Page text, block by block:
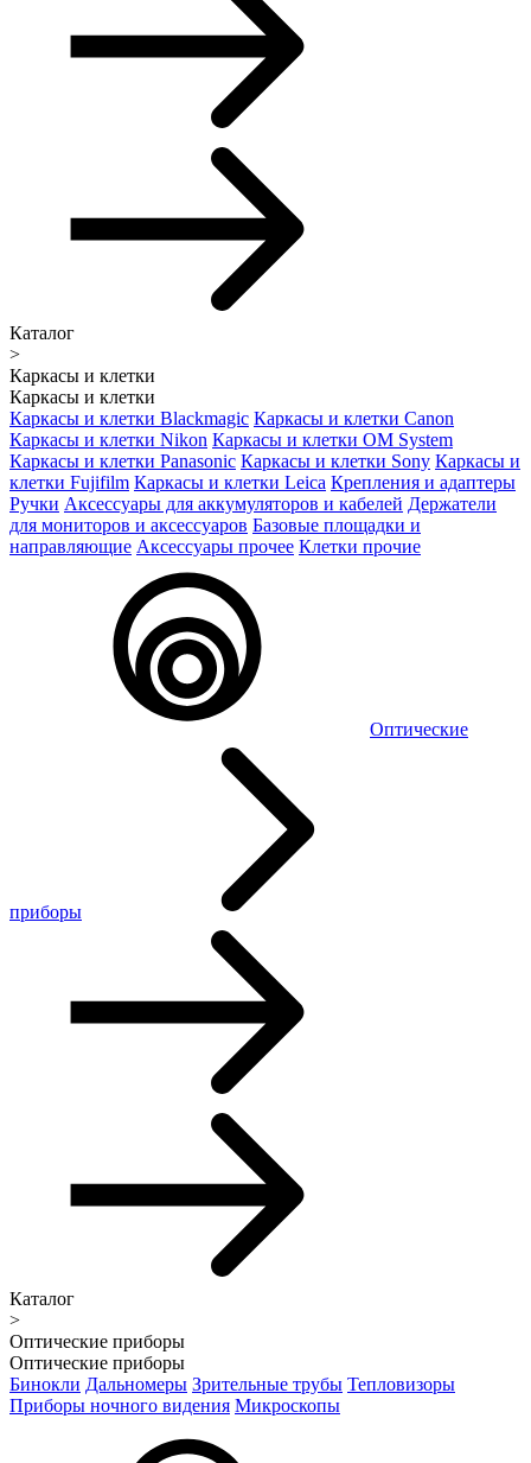
Каталог
>
Каркасы и клетки
Каркасы и клетки
Каркасы и клетки Blackmagic Каркасы и клетки Canon
Каркасы и клетки Nikon Каркасы и клетки OM System
Каркасы и клетки Panasonic Каркасы и клетки Sony Каркасы и
клетки Fujifilm Каркасы и клетки Leica Крепления и адаптеры
Ручки Аксессуары для аккумуляторов и кабелей Держатели
для мониторов и аксессуаров Базовые площадки и
направляющие Аксессуары прочее Клетки прочие
Оптические
приборы
Каталог
>
Оптические приборы
Оптические приборы
Бинокли Дальномеры Зрительные трубы Тепловизоры
Приборы ночного видения Микроскопы